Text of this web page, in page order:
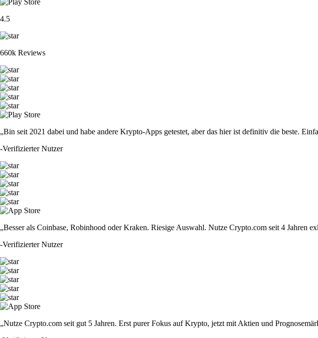
4.5
660k Reviews
„Bin seit 2021 dabei und habe andere Krypto-Apps getestet, aber das hier ist definitiv die beste.
-Verifizierter Nutzer
„Besser als Coinbase, Robinhood oder Kraken. Riesige Auswahl. Nutze Crypto.com seit 4 Jahren
-Verifizierter Nutzer
„Nutze Crypto.com seit gut 5 Jahren. Erst purer Fokus auf Krypto, jetzt mit Aktien und